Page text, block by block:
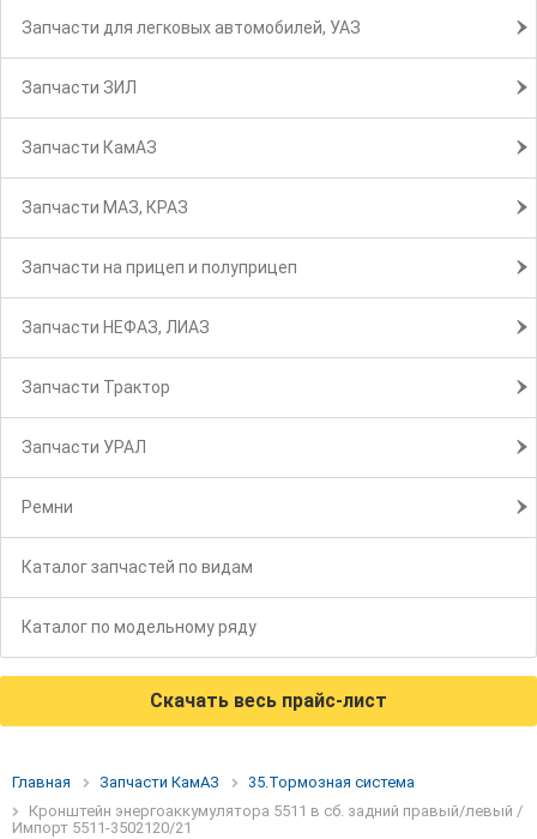
Запчасти для легковых автомобилей, УАЗ
Запчасти ЗИЛ
Запчасти КамАЗ
Запчасти МАЗ, КРАЗ
Запчасти на прицеп и полуприцеп
Запчасти НЕФАЗ, ЛИАЗ
Запчасти Трактор
Запчасти УРАЛ
Ремни
Каталог запчастей по видам
Каталог по модельному ряду
Скачать весь прайс-лист
Главная Запчасти КамАЗ
35.Тормозная система
Кронштейн энергоаккумулятора 5511 в сб. задний правый/левый /
Импорт 5511-3502120/21